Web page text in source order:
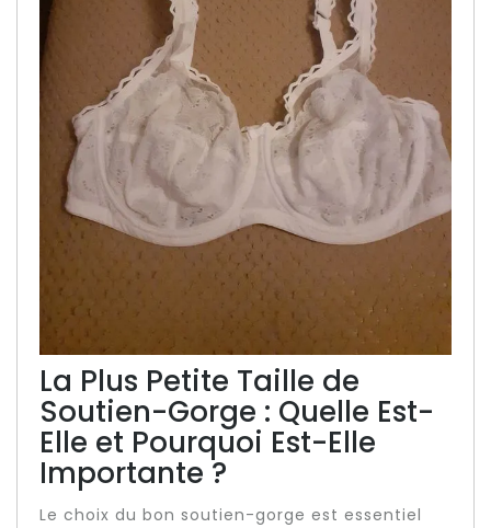
La Plus Petite Taille de
Soutien-Gorge : Quelle Est-
Elle et Pourquoi Est-Elle
Importante ?
Le choix du bon soutien-gorge est essentiel